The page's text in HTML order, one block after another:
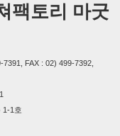
팩토리 마굿
FAX : 02) 499-7392,
1-1호